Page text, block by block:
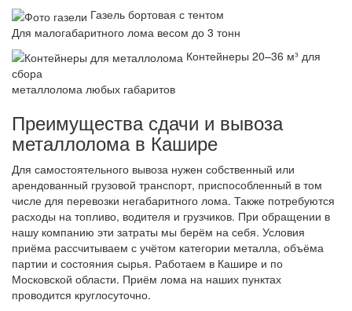
Газель бортовая с тентом
Для малогабаритного лома весом до 3 тонн
Контейнеры 20–36 м³ для
сбора
металлолома любых габаритов
Преимущества сдачи и вывоза
металлолома в Кашире
Для самостоятельного вывоза нужен собственный или
арендованный грузовой транспорт, приспособленный в том
числе для перевозки негабаритного лома. Также потребуются
расходы на топливо, водителя и грузчиков. При обращении в
нашу компанию эти затраты мы берём на себя. Условия
приёма рассчитываем с учётом категории металла, объёма
партии и состояния сырья. Работаем в Кашире и по
Московской области. Приём лома на наших пунктах
проводится круглосуточно.